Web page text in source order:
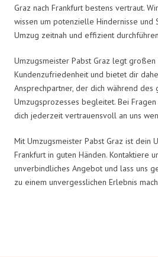
Graz nach Frankfurt bestens vertraut.
wissen um potenzielle Hindernisse und
Umzug zeitnah und effizient
Umzugsmeister Pabst Graz legt großen
Kundenzufriedenheit und bietet dir
Ansprechpartner, der dich während des
Umzugsprozesses begleitet. Bei
dich jederzeit vertrauensvoll an uns
Mit Umzugsmeister Pabst Graz ist dein
Frankfurt in guten Händen. Kontaktiere
unverbindliches Angebot und lass uns
zu einem unvergesslichen Erlebnis